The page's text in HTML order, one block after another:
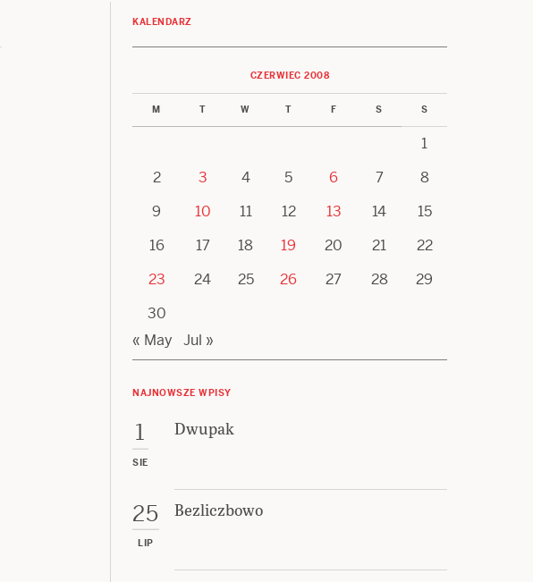
KALENDARZ
CZERWIEC 2008
M T W T F S S
1
2
3 4 5 6 7
8
9
10 11 12 13 14
15
16
17 18 19 20 21
22
23
24 25 26 27 28
29
30
« May
Jul »
NAJNOWSZE WPISY
1
SIE
Dwupak
25
LIP
Bezliczbowo